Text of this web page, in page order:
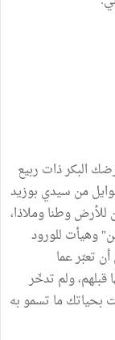
البكر ذات ربيع
(1955) بمنطقة النوايل من سيدي بوزيد
للأرض وطنا وملاذا،
وهيأت للورود
تعبّر عما
ولم تدخّر
بحياتك ما تسمو به